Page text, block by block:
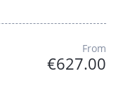
From
€627.00